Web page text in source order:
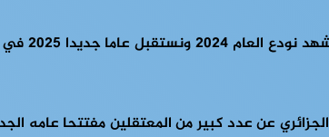
قراء
عن عدد كبير من المعتقلين مفتتحا عامه